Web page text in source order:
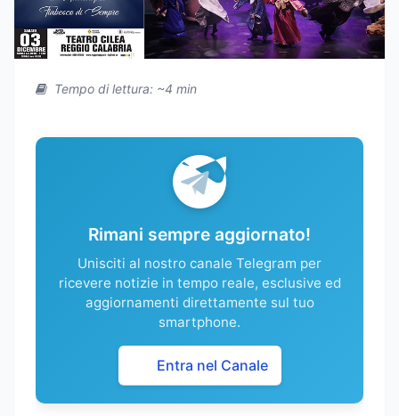
Tempo di lettura: ~4 min
Rimani sempre aggiornato!
Unisciti al nostro canale Telegram per
ricevere notizie in tempo reale, esclusive ed
aggiornamenti direttamente sul tuo
smartphone.
Entra nel Canale